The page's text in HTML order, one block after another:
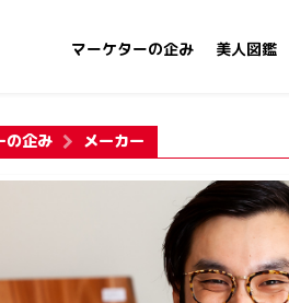
マーケターの企み 美人図鑑
の企み メーカー